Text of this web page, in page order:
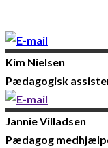
Kim Nielsen
Pædagogisk
JannieVilladsen
Pædagog